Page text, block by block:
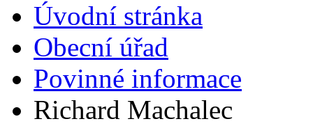
Úvodní stránka
Obecní úřad
Povinné informace
Richard Machalec